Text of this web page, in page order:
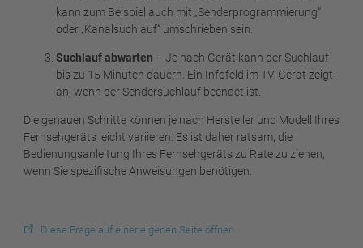
kann zum Beispiel auch mit „Senderprogrammierung“
oder „Kanalsuchlauf“ umschrieben sein.
Suchlauf abwarten – Je nach Gerät kann der Suchlauf
bis zu 15 Minuten dauern. Ein Infofeld im TV-Gerät zeigt
an, wenn der Sendersuchlauf beendet ist.
Die genauen Schritte können je nach Hersteller und Modell Ihres
Fernsehgeräts leicht variieren. Es ist daher ratsam, die
Bedienungsanleitung Ihres Fernsehgeräts zu Rate zu ziehen,
wenn Sie spezifische Anweisungen benötigen.
Diese Frage auf einer eigenen Seite öffnen